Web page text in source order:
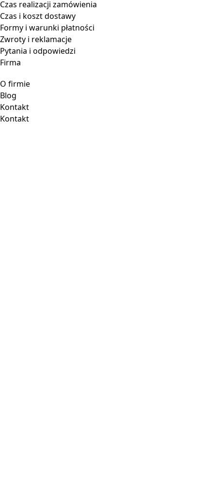
Czas realizacji zamówienia
Czas i koszt dostawy
Formy i warunki płatności
Zwroty i reklamacje
Pytania i odpowiedzi
Firma
O firmie
Blog
Kontakt
Kontakt